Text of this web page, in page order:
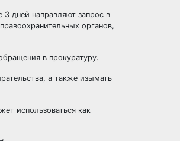
дней направляют запрос в
органов,
в прокуратуру.
а также изымать
использоваться как